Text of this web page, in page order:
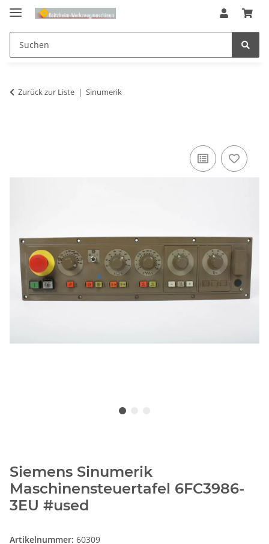
Zurück zur Liste Sinumerik
Siemens Sinumerik
Maschinensteuertafel 6FC3986-
3EU #used
Artikelnummer: 60309